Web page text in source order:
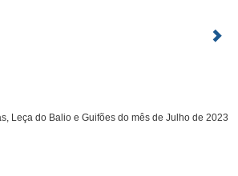
Leça do Balio e Guifões do mês de Julho de 2023